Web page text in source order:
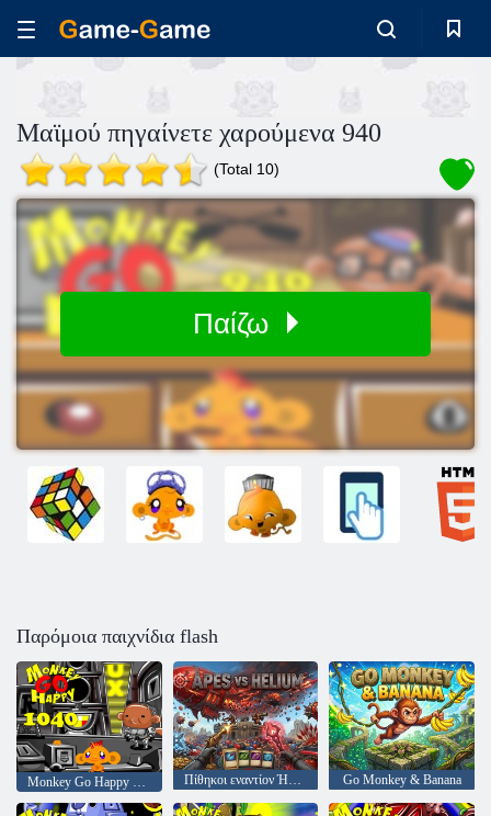
Μαϊμού πηγαίνετε χαρούμενα 940
(Total 10)
Παίζω
Παρόμοια παιχνίδια flash
Monkey Go Happy Stage 1040 Πίθηκοι εναντίον Ήλιου Go Monkey & Banana